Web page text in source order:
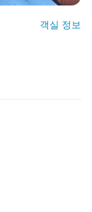
객실 정보